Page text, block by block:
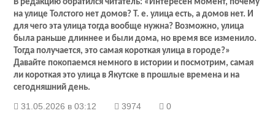
В редакцию обратился читатель: «Интересен момент, почему
на улице Толстого нет домов? Т. е. улица есть, а домов нет. И
для чего эта улица тогда вообще нужна? Возможно, улица
была раньше длиннее и были дома, но время все изменило.
Тогда получается, это самая короткая улица в городе?»
Давайте покопаемся немного в истории и посмотрим, самая
ли короткая это улица в Якутске в прошлые времена и на
сегодняшний день.
31.05.2026 в 03:12 3974 0